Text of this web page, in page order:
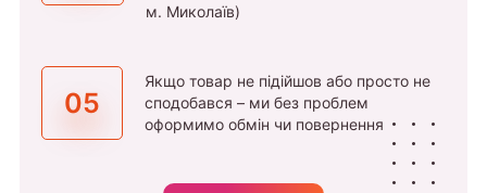
м. Миколаїв)
05
Якщо товар не підійшов або просто не
сподобався – ми без проблем
оформимо обмін чи повернення